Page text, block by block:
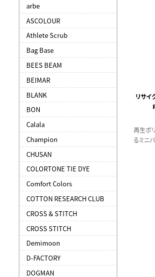
arbe
ASCOLOUR
Athlete Scrub
Bag Base
BEES BEAM
BEIMAR
BLANK
BON
Calala
Champion
CHUSAN
COLORTONE TIE DYE
Comfort Colors
COTTON RESEARCH CLUB
CROSS & STITCH
CROSS STITCH
Demimoon
D-FACTORY
DOGMAN
リサ
再生ポ
るミニバ